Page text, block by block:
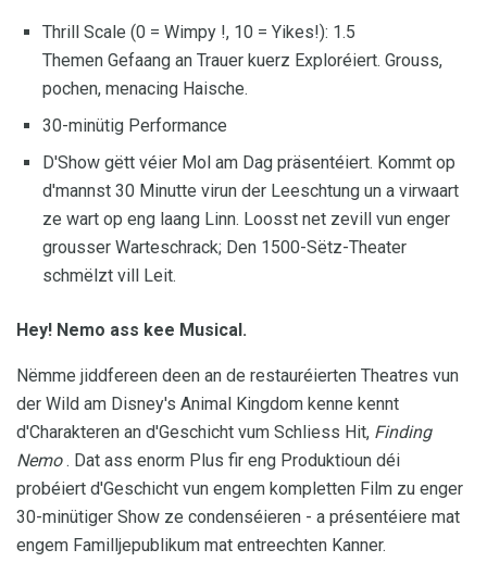
Thrill Scale (0 = Wimpy !, 10 = Yikes!): 1.5
Themen Gefaang an Trauer kuerz Exploréiert. Grouss,
pochen, menacing Haische.
30-minütig Performance
D'Show gëtt véier Mol am Dag präsentéiert. Kommt op
d'mannst 30 Minutte virun der Leeschtung un a virwaart
ze wart op eng laang Linn. Loosst net zevill vun enger
grousser Warteschrack; Den 1500-Sëtz-Theater
schmëlzt vill Leit.
Hey! Nemo ass kee Musical.
Nëmme jiddfereen deen an de restauréierten Theatres vun
der Wild am Disney's Animal Kingdom kenne kennt
d'Charakteren an d'Geschicht vum Schliess Hit, Finding
Nemo. Dat ass enorm Plus fir eng Produktioun déi
probéiert d'Geschicht vun engem kompletten Film zu enger
30-minütiger Show ze condenséieren - a présentéiere mat
engem Familljepublikum mat entreechten Kanner.